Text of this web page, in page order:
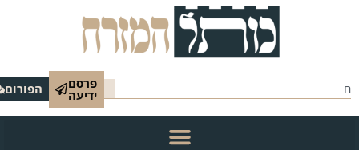
פרסם
ידיעה הפורום